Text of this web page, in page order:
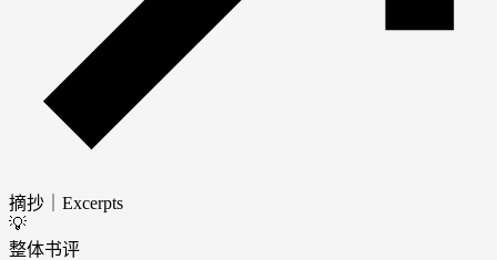
摘抄｜Excerpts
💡
整体书评